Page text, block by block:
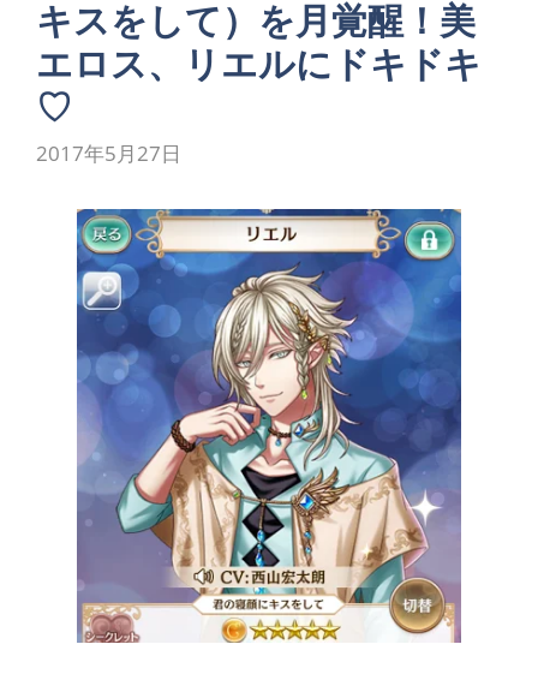
キスをして）を月覚醒！美
エロス、リエルにドキドキ
♡
2017年5月27日